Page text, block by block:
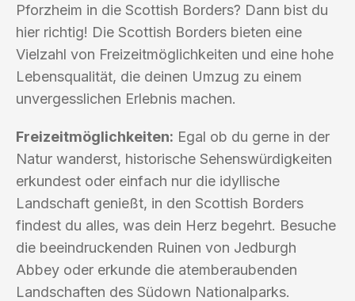
Pforzheim in die Scottish Borders? Dann bist du
hier richtig! Die Scottish Borders bieten eine
Vielzahl von Freizeitmöglichkeiten und eine hohe
Lebensqualität, die deinen Umzug zu einem
unvergesslichen Erlebnis machen.
Freizeitmöglichkeiten: Egal ob du gerne in der
Natur wanderst, historische Sehenswürdigkeiten
erkundest oder einfach nur die idyllische
Landschaft genießt, in den Scottish Borders
findest du alles, was dein Herz begehrt. Besuche
die beeindruckenden Ruinen von Jedburgh
Abbey oder erkunde die atemberaubenden
Landschaften des Südown Nationalparks.